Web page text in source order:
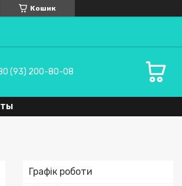
Кошик
(93) 200-80-08
Графік роботи